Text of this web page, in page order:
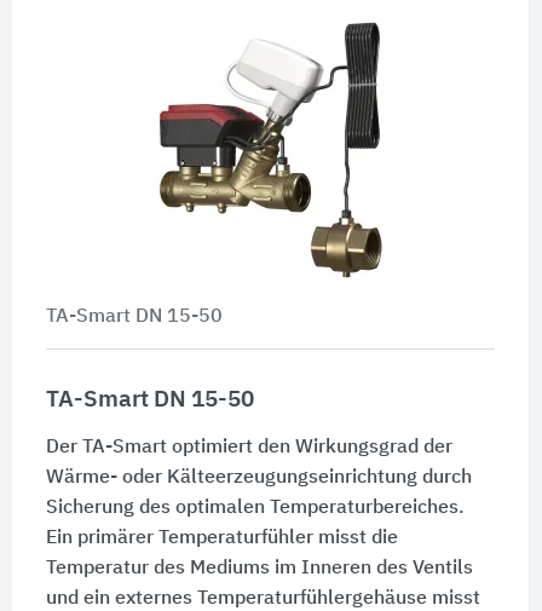
TA-Smart DN 15-50
TA-Smart DN 15-50
Der TA-Smart optimiert den Wirkungsgrad der
Wärme- oder Kälteerzeugungseinrichtung durch
Sicherung des optimalen Temperaturbereiches.
Ein primärer Temperaturfühler misst die
Temperatur des Mediums im Inneren des Ventils
und ein externes Temperaturfühlergehäuse misst